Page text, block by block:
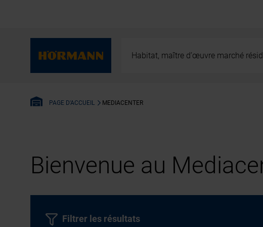
Habitat, maître d’œuvre marché
PAGE D'ACCUEIL MEDIACENTER
Bienvenue au
Filtrer les résultats